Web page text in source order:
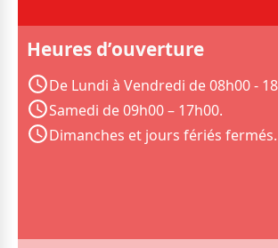
Heures d’ouverture
De Lundi à Vendredi de 08h00 -
Samedi de 09h00 – 17h00.
Dimanches et jours fériés fermés.